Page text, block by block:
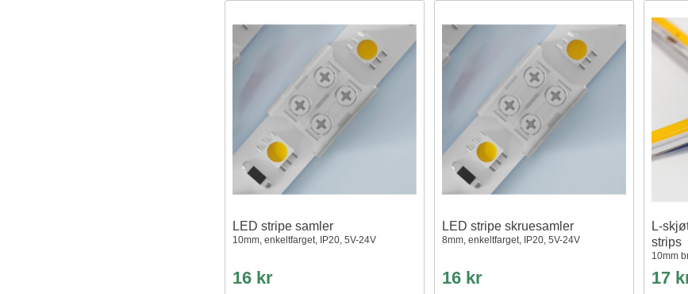
LED stripe samler
10mm, enkeltfarget, IP20, 5V-24V
16 kr
LED stripe skruesamler
8mm, enkeltfarget, IP20, 5V-24V
16 kr
L-
strips
10mm
17